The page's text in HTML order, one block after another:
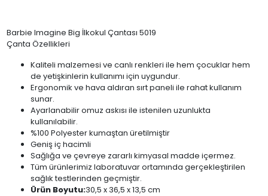
Barbie Imagine Big İlkokul Çantası 5019
Çanta Özellikleri
Kaliteli malzemesi ve canlı renkleri ile hem çocuklar hem
de yetişkinlerin kullanımı için uygundur.
Ergonomik ve hava aldıran sırt paneli ile rahat kullanım
sunar.
Ayarlanabilir omuz askısı ile istenilen uzunlukta
kullanılabilir.
%100 Polyester kumaştan üretilmiştir
Geniş iç hacimli
Sağlığa ve çevreye zararlı kimyasal madde içermez.
Tüm ürünlerimiz laboratuvar ortamında gerçekleştirilen
sağlık testlerinden geçmiştir.
Ürün Boyutu:30,5 x 36,5 x 13,5 cm